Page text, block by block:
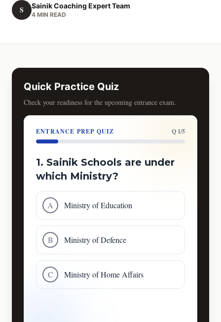
S Sainik Coaching Expert Team
4 MIN READ
Quick Practice Quiz
Check your readiness for the upcoming entrance exam.
ENTRANCE PREP QUIZ Q 1/5
1. Sainik Schools are under
which Ministry?
A Ministry of Education
B Ministry of Defence
C Ministry of Home Affairs